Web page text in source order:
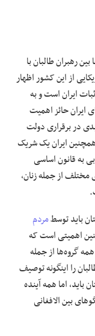
رهبران طالبان با
از این کشور اظهار
ایران است و به
ایران حائز اهمیت
در برقراری دولت
ایران یک شریک
به قانون اساسی
از جمله زنان،
باید توسطمردم
اهمیتی است که
گروه‌ها از جمله
را اینگونه توصیف
باید، اما همه آینده
بین الافغانی